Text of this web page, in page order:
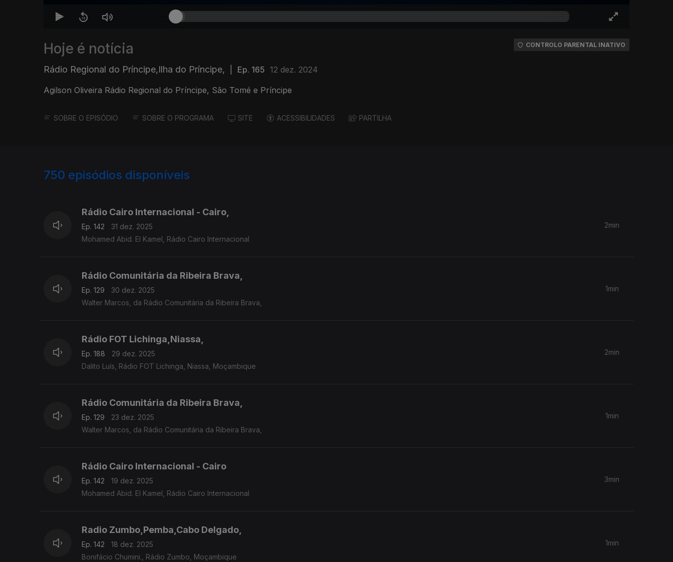
Hoje é notícia
Rádio Regional do Príncipe,Ilha do Príncipe, Ep. 165 12 dez. 2024
Agilson Oliveira Rádio Regional do Príncipe, São Tomé e Príncipe
CONTROLO PARENTAL INATIVO
SOBRE O EPISÓDIO SOBRE O PROGRAMA SITE ACESSIBILIDADES PARTILHA
750 episódios disponíveis
Rádio Cairo Internacional - Cairo,
Ep. 142
31 dez. 2025
Mohamed Abid. El Kamel, Rádio Cairo Internacional
2min
Rádio Comunitária da Ribeira Brava,
Ep. 129
30 dez. 2025
Walter Marcos, da Rádio Comunitária da Ribeira Brava,
1min
Rádio FOT Lichinga,Niassa,
Ep. 188
29 dez. 2025
Dalito Luís, Rádio FOT Lichinga, Niassa, Moçambique
2min
Rádio Comunitária da Ribeira Brava,
Ep. 129
23 dez. 2025
Walter Marcos, da Rádio Comunitária da Ribeira Brava,
1min
Rádio Cairo Internacional - Cairo
Ep. 142
19 dez. 2025
Mohamed Abid. El Kamel, Rádio Cairo Internacional
3min
Radio Zumbo,Pemba,Cabo Delgado,
Ep. 142
18 dez. 2025
Bonifácio Chumini., Rádio Zumbo, Moçambique
1min